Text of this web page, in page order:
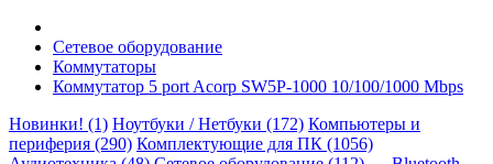
Сетевое оборудование
Коммутаторы
Коммутатор 5 port Acorp SW5P-1000 10/100/1000 Mbps
Новинки! (1) Ноутбуки / Нетбуки (172) Компьютеры и
периферия (290) Комплектующие для ПК (1056)